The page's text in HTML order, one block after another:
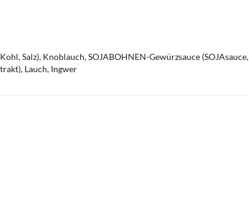
Salz), Knoblauch, SOJABOHNEN-Gewürzsauce (SOJAsauce,
Lauch, Ingwer